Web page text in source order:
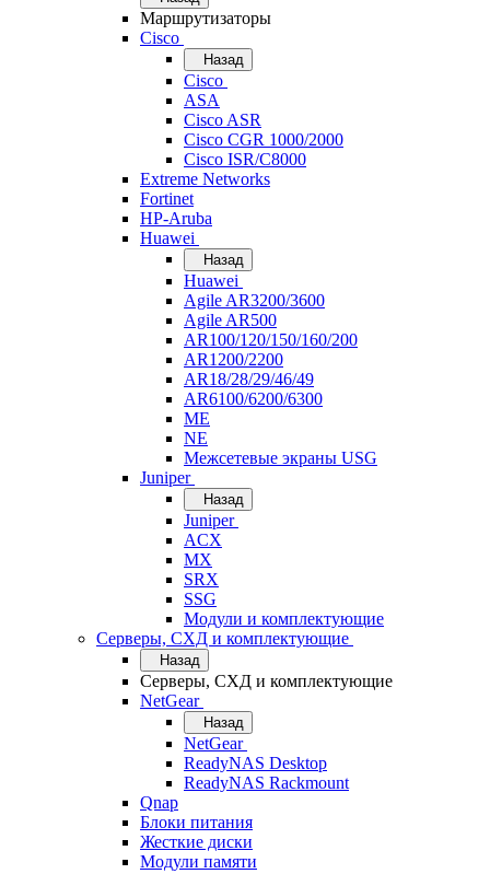
Маршрутизаторы
Cisco
Назад
Cisco
ASA
Cisco ASR
Cisco CGR 1000/2000
Cisco ISR/С8000
Extreme Networks
Fortinet
HP-Aruba
Huawei
Назад
Huawei
Agile AR3200/3600
Agile AR500
AR100/120/150/160/200
AR1200/2200
AR18/28/29/46/49
AR6100/6200/6300
ME
NE
Межсетевые экраны USG
Juniper
Назад
Juniper
ACX
MX
SRX
SSG
Модули и комплектующие
Серверы, СХД и комплектующие
Назад
Серверы, СХД и комплектующие
NetGear
Назад
NetGear
ReadyNAS Desktop
ReadyNAS Rackmount
Qnap
Блоки питания
Жесткие диски
Модули памяти